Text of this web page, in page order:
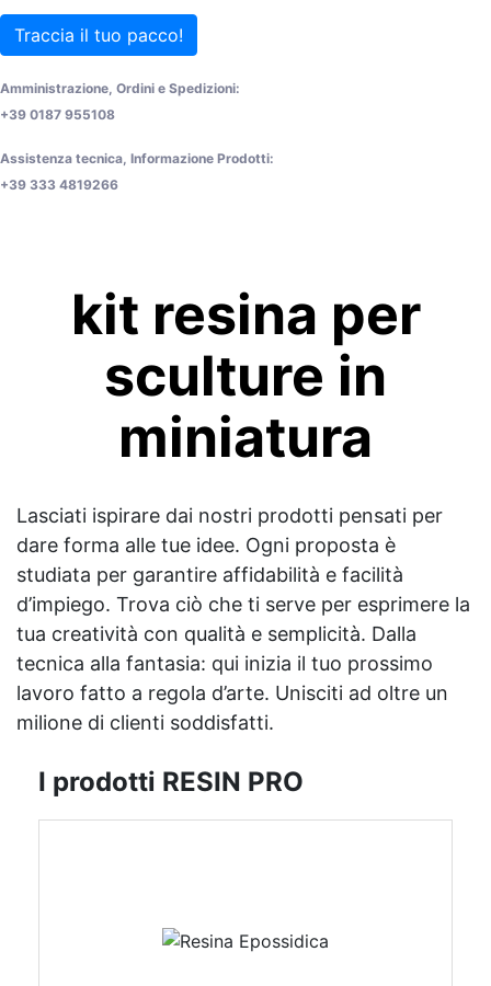
Traccia il tuo pacco!
Amministrazione, Ordini e Spedizioni:
+39 0187 955108
Assistenza tecnica, Informazione Prodotti:
+39 333 4819266
kit resina per
sculture in
miniatura
Lasciati ispirare dai nostri prodotti pensati per
dare forma alle tue idee. Ogni proposta è
studiata per garantire affidabilità e facilità
d’impiego. Trova ciò che ti serve per esprimere la
tua creatività con qualità e semplicità. Dalla
tecnica alla fantasia: qui inizia il tuo prossimo
lavoro fatto a regola d’arte. Unisciti ad oltre un
milione di clienti soddisfatti.
I prodotti RESIN PRO